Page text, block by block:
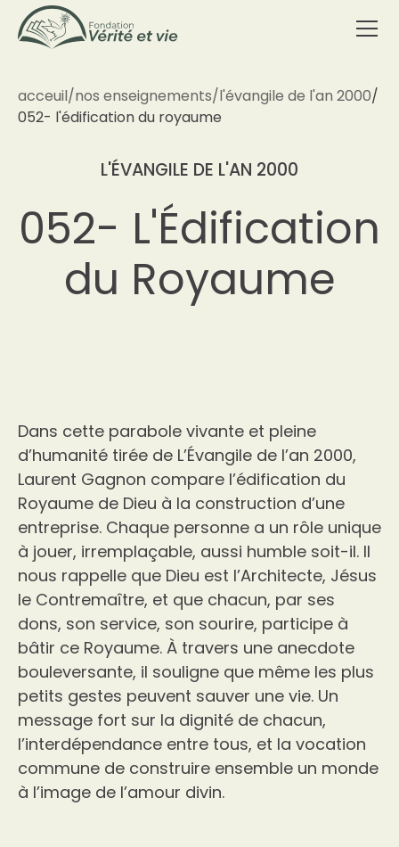
acceuil/nos enseignements/l'évangile de l'an 2000/
052- l'édification du royaume
L'ÉVANGILE DE L'AN 2000
052- L'Édification
du Royaume
Dans cette parabole vivante et pleine
d’humanité tirée de L’Évangile de l’an 2000,
Laurent Gagnon compare l’édification du
Royaume de Dieu à la construction d’une
entreprise. Chaque personne a un rôle unique
à jouer, irremplaçable, aussi humble soit-il. Il
nous rappelle que Dieu est l’Architecte, Jésus
le Contremaître, et que chacun, par ses
dons, son service, son sourire, participe à
bâtir ce Royaume. À travers une anecdote
bouleversante, il souligne que même les plus
petits gestes peuvent sauver une vie. Un
message fort sur la dignité de chacun,
l’interdépendance entre tous, et la vocation
commune de construire ensemble un monde
à l’image de l’amour divin.